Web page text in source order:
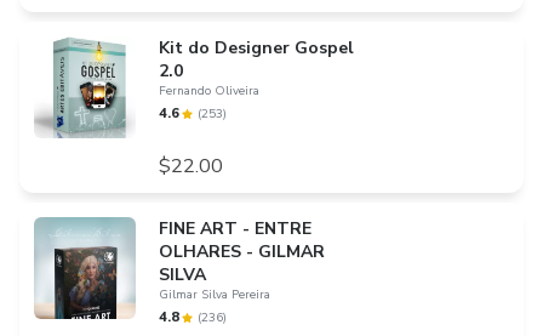
Kit do Designer Gospel
2.0
Fernando Oliveira
4.6 (253)
$22.00
FINE ART - ENTRE
OLHARES - GILMAR
SILVA
Gilmar Silva Pereira
4.8 (236)